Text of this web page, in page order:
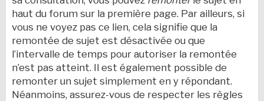
haut du forum sur la première page. Par ailleurs, si
vous ne voyez pas ce lien, cela signifie que la
remontée de sujet est désactivée ou que
l’intervalle de temps pour autoriser la remontée
n’est pas atteint. Il est également possible de
remonter un sujet simplement en y répondant.
Néanmoins, assurez-vous de respecter les règles